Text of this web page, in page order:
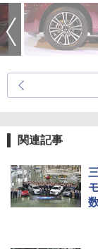
関連記事